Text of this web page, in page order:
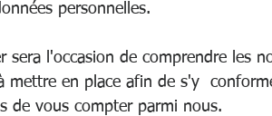
personnelles.
sera l'occasion de comprendre les
mettre en place afin de s'y
de vous compter parmi nous.